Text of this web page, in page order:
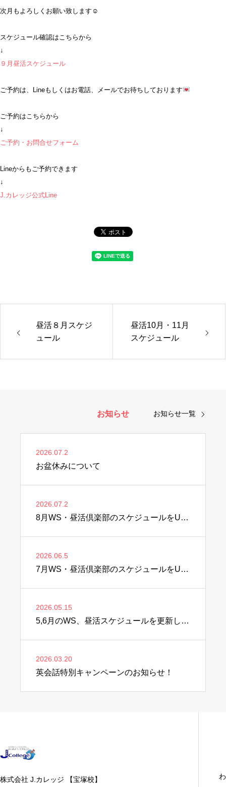
次月もよろしくお願い致します☺
スケジュール確認はこちらから
↓
９月昼活スケジュール
ご予約は、Lineもしくはお電話、メールでお待ちしております
ご予約はこちらから
↓
ご予約・お問合せフォーム
Lineからもご予約できます
↓
J.カレッジ公式Line
昼活８月スケジ
ュール
昼活10月・11月
スケジュール
お知らせ
2026.07.2
お盆休みについて
2026.07.2
8月WS・昼活倶楽部のスケジュールをUPしました♫
2026.06.5
7月WS・昼活倶楽部のスケジュールをUPしました♫
2026.05.15
5,6月のWS、昼活スケジュールを更新しました♫
2026.03.20
英会話特別キャンペーンのお知らせ！
お知らせ一覧
株式会社 J.カレッジ 【宝塚校】